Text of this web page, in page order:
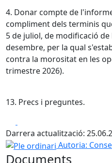
4. Donar compte de
compliment dels terminis
5 de juliol, de modificació de
desembre, per la qual
contra la morositat en les
trimestre 2026).
13. Precs i preguntes.
Darrera actualització:
Ple ordinari
Autoria:
Documents